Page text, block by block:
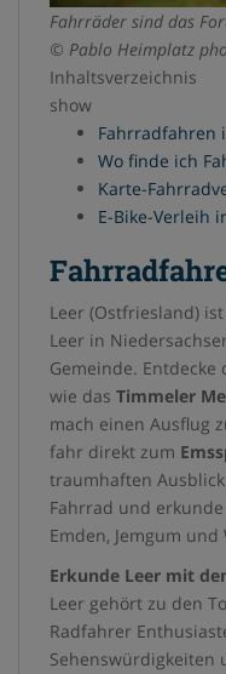
Fahrräder sind das
© Pablo Heimplatz
Inhaltsverzeichnis
show
Fahrradfahren
Wo finde ich
Karte-
E-Bike-Verleih
Leer (Ostfriesland)
Leer in
Gemeinde.
wie das Timmeler
mach einen Ausflug
fahr direkt zum
traumhaften
Fahrrad und
Emden, Jemgum und
Erkunde Leer mit
Leer gehört zu den
Radfahrer
Sehenswürdigkeiten